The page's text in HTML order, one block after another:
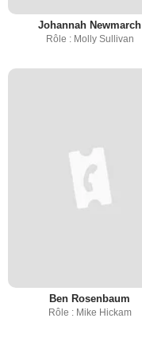
Johannah Newmarch
Rôle : Molly Sullivan
Ben Rosenbaum
Rôle : Mike Hickam